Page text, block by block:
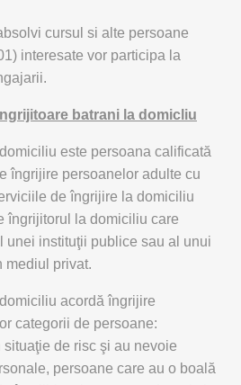
cursul si alte persoane
interesate vor participa la
batrani la domicliu
este persoana calificată
îngrijire persoanelor adulte cu
de îngrijire la domiciliu
îngrijitorul la domiciliu care
unei instituţii publice sau al unui
mediul privat.
acordă îngrijire
categorii de persoane:
de risc şi au nevoie
persoane care au o boală